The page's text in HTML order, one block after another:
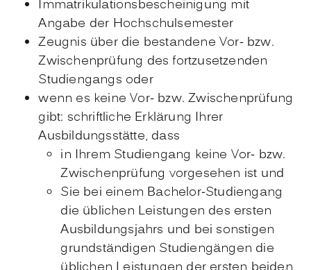
Immatrikulationsbescheinigung mit
Angabe der Hochschulsemester
Zeugnis über die bestandene Vor- bzw.
Zwischenprüfung des fortzusetzenden
Studiengangs oder
wenn es keine Vor- bzw. Zwischenprüfung
gibt: schriftliche Erklärung Ihrer
Ausbildungsstätte, dass
in Ihrem Studiengang keine Vor- bzw.
Zwischenprüfung vorgesehen ist und
Sie bei einem Bachelor-Studiengang
die üblichen Leistungen des ersten
Ausbildungsjahrs und bei sonstigen
grundständigen Studiengängen die